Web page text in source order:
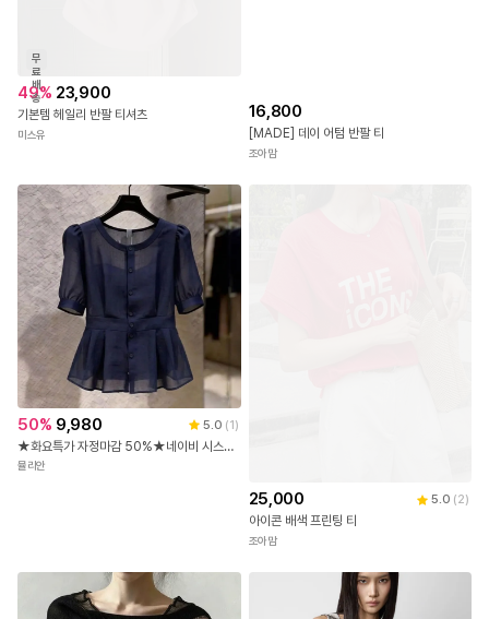
무
료
배
송
49% 23,900
기본템 헤일리 반팔 티셔츠
미스유
16,800
[MADE] 데이 어텀 반팔 티
조아맘
50% 9,980 5.0 (1)
★화요특가 자정마감 50%★네이비 시스루 퍼프 페플럼 블라우스
뮬리안
25,000 5.0 (2)
아이콘 배색 프린팅 티
조아맘